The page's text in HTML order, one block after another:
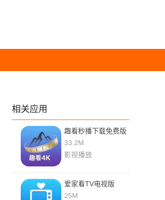
相关应用
趣看秒播下载免费版
33.2M
影视播放
爱家看TV电视版
25M